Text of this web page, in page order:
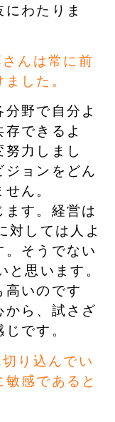
わたりま
んは常に前
した。
野で自分よ
できるよ
努力しまし
ジョンをどん
ん。
ます。経営は
対しては人よ
。そうでない
と思います。
高いのです
から、試さざ
です。
り込んでい
感であると